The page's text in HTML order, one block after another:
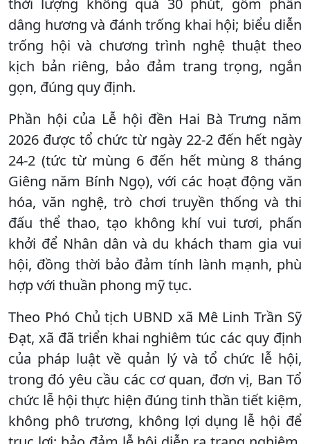
thời lượng không quá 30 phút, gồm phần
dâng hương và đánh trống khai hội; biểu diễn
trống hội và chương trình nghệ thuật theo
kịch bản riêng, bảo đảm trang trọng, ngắn
gọn, đúng quy định.
Phần hội của Lễ hội đền Hai Bà Trưng năm
2026 được tổ chức từ ngày 22-2 đến hết ngày
24-2 (tức từ mùng 6 đến hết mùng 8 tháng
Giêng năm Bính Ngọ), với các hoạt động văn
hóa, văn nghệ, trò chơi truyền thống và thi
đấu thể thao, tạo không khí vui tươi, phấn
khởi để Nhân dân và du khách tham gia vui
hội, đồng thời bảo đảm tính lành mạnh, phù
hợp với thuần phong mỹ tục.
Theo Phó Chủ tịch UBND xã Mê Linh Trần Sỹ
Đạt, xã đã triển khai nghiêm túc các quy định
của pháp luật về quản lý và tổ chức lễ hội,
trong đó yêu cầu các cơ quan, đơn vị, Ban Tổ
chức lễ hội thực hiện đúng tinh thần tiết kiệm,
không phô trương, không lợi dụng lễ hội để